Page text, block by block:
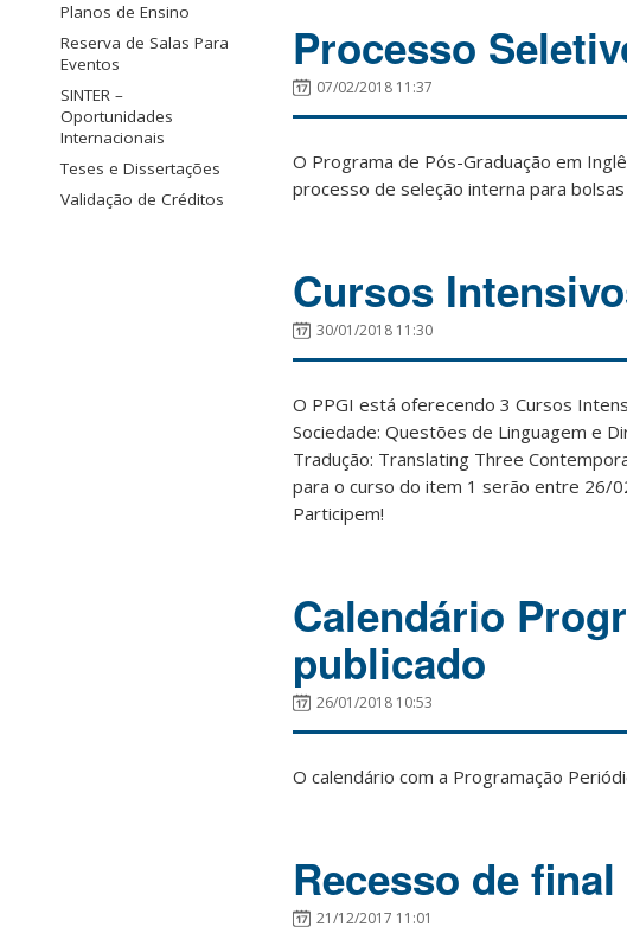
Planos de Ensino
Reserva de Salas Para
Eventos
SINTER –
Oportunidades
Internacionais
Teses e Dissertações
Validação de Créditos
Processo
07/02/2018 11:37
O Programa de Pós-Graduação em
processo de seleção interna para bolsas
Cursos
30/01/2018 11:30
O PPGI está oferecendo 3 Cursos
Sociedade: Questões de Linguagem e
Tradução: Translating Three
para o curso do item 1 serão entre 26/
Participem!
Calendário
publicado
26/01/2018 10:53
O calendário com a Programação
Recesso de
21/12/2017 11:01